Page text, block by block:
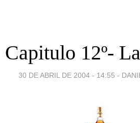
Capitulo 12º-
30 DE ABRIL DE 2004 - 14:55 -